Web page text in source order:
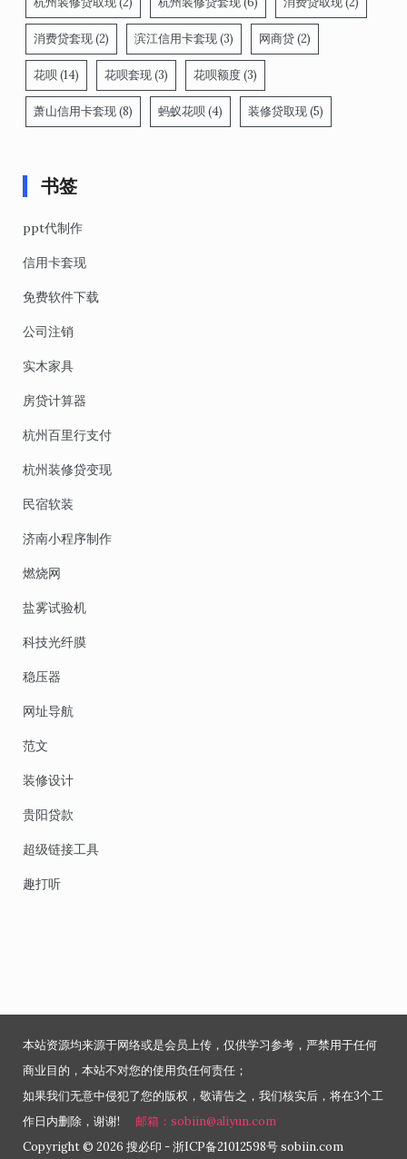
消费贷套现(2) 滨江信用卡套现(3) 网商贷(2)
花呗 (14) 花呗套现(3) 花呗额度(3)
萧山信用卡套现(8) 蚂蚁花呗 (4) 装修贷取现(5)
书签
ppt代制作
信用卡套现
免费软件下载
公司注销
实木家具
房贷计算器
杭州百里行支付
杭州装修贷变现
民宿软装
济南小程序制作
燃烧网
盐雾试验机
科技光纤膜
稳压器
网址导航
范文
装修设计
贵阳贷款
超级链接工具
趣打听
本站资源均来源于网络或是会员上传，仅供学习参考，严禁用于任何
商业目的，本站不对您的使用负任何责任；
如果我们无意中侵犯了您的版权，敬请告之，我们核实后，将在3个工
作日内删除，谢谢! 邮箱：sobiin@aliyun.com
Copyright © 2026 搜必印 - 浙ICP备21012598号 sobiin.com